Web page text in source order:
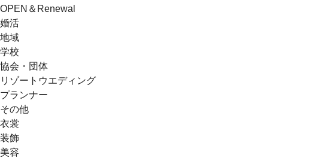
OPEN＆Renewal
婚活
地域
学校
協会・団体
リゾートウエディング
プランナー
その他
衣裳
装飾
美容